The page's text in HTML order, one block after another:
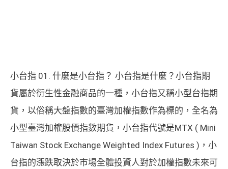
小台指 01. 什麼是小台指？ 小台指是什麼？小台指期
貨屬於衍生性金融商品的一種，小台指又稱小型台指期
貨，以俗稱大盤指數的臺灣加權指數作為標的，全名為
小型臺灣加權股價指數期貨，小台指代號是MTX ( Mini
Taiwan Stock Exchange Weighted Index Futures )，小
台指的漲跌取決於市場全體投資人對於加權指數未來可